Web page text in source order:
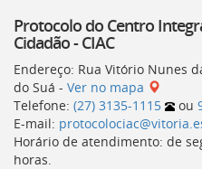
Protocolo do Centro
Cidadão -CIAC
Endereço: Rua Vitório Nunes
do Suá - Ver no mapa
Telefone: (27) 3135-1115 ou
E-mail:
Horário de atendimento: de
horas